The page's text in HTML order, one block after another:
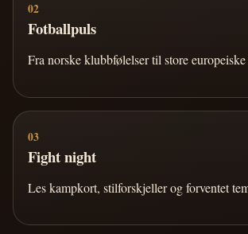
02
Fotballpuls
Fra norske klubbfølelser til store
03
Fight night
Les kampkort, stilforskjeller og forventet